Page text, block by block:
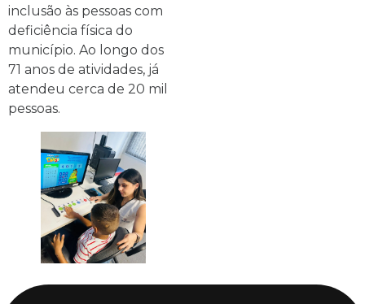
inclusão às pessoas com
deficiência física do
município. Ao longo dos
71 anos de atividades, já
atendeu cerca de 20 mil
pessoas.